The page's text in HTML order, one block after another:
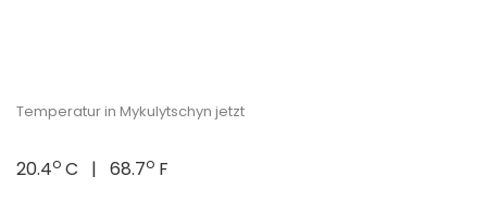
Temperatur in Mykulytschyn jetzt
20.4o C | 68.7o F